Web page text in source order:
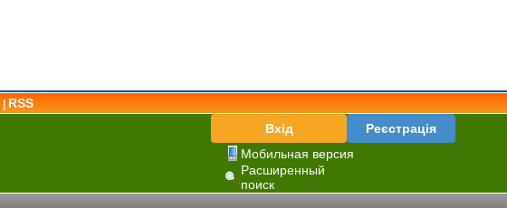
RSS
Вхід
Реєстрація
Мобильная версия
Расширенный
поиск